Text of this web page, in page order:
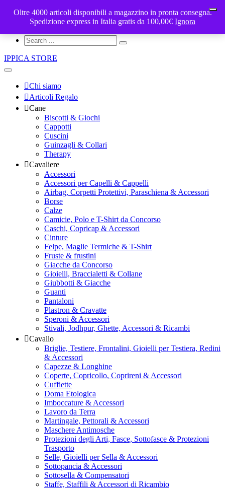
ippicastore@gmail.com
My Cart - €0
IPPICA STORE
Chi siamo
Articoli Regalo
Cane
Biscotti & Giochi
Cappotti
Cuscini
Guinzagli & Collari
Therapy
Cavaliere
Accessori
Accessori per Capelli & Cappelli
Airbag, Corpetti Protettivi, Paraschiena & Accessori
Borse
Calze
Camicie, Polo e T-Shirt da Concorso
Caschi, Copricap & Accessori
Cinture
Felpe, Maglie Termiche & T-Shirt
Fruste & frustini
Giacche da Concorso
Gioielli, Braccialetti & Collane
Giubbotti & Giacche
Guanti
Pantaloni
Plastron & Cravatte
Speroni & Accessori
Stivali, Jodhpur, Ghette, Accessori & Ricambi
Cavallo
Briglie, Testiere, Frontalini, Gioielli per Testiera, Redini
& Accessori
Capezze & Longhine
Coperte, Copricollo, Coprireni & Accessori
Cuffiette
Doma Etologica
Imboccature & Accessori
Lavoro da Terra
Martingale, Pettorali & Accessori
Maschere Antimosche
Protezioni degli Arti, Fasce, Sottofasce & Protezioni
Trasporto
Selle, Gioielli per Sella & Accessori
Sottopancia & Accessori
Sottosella & Compensatori
Staffe, Staffili & Accessori di Ricambio
Oltre 4000 articoli disponibili a magazzino in pronta consegna.
Spedizione express in Italia gratis da 100,00€ Ignora